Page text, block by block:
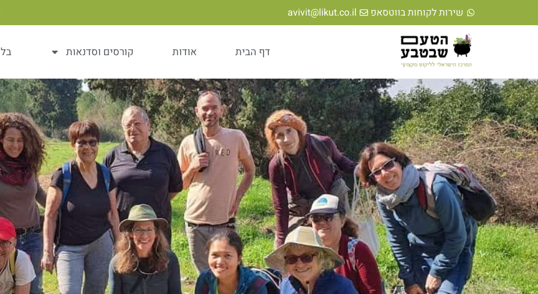
שירות לקוחות בווטסאפ avivit@likut.co.il
דף הבית אודות קורסים וסדנאות